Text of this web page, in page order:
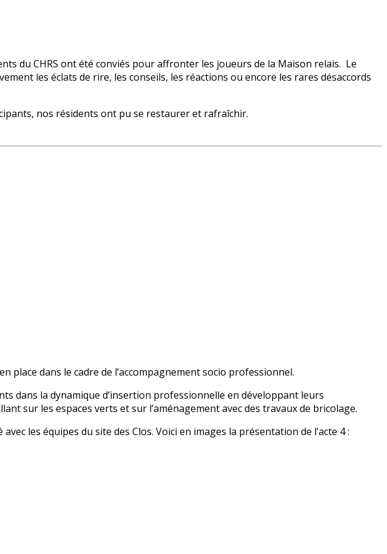
du CHRS ont été conviés pour affronter les joueurs de la Maison relais. Le
les éclats de rire, les conseils, les réactions ou encore les rares désaccords
nos résidents ont pu se restaurer et rafraîchir.
place dans le cadre de l’accompagnement socio professionnel.
dans la dynamique d’insertion professionnelle en développant leurs
sur les espaces verts et sur l’aménagement avec des travaux de bricolage.
les équipes du site des Clos. Voici en images la présentation de l’acte 4 :